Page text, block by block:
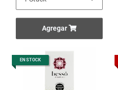
Agregar
EN STOCK